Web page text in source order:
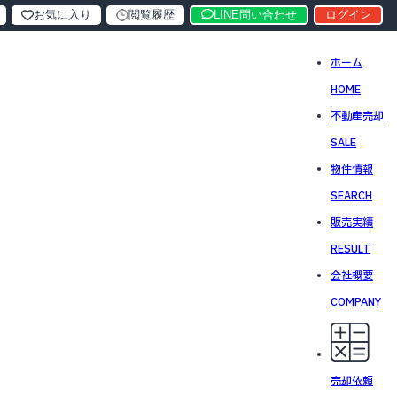
ホーム
HOME
不動産売却
SALE
物件情報
SEARCH
販売実績
RESULT
会社概要
COMPANY
売却依頼
お気に入り 閲覧履歴 LINE問い合わせ ログイン